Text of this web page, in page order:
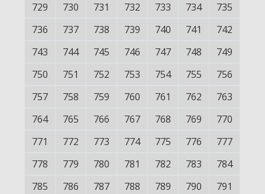
729
730 731 732 733 734
735
736
737 738 739 740 741
742
743
744 745 746 747 748
749
750
751 752 753 754 755
756
757
758 759 760 761 762
763
764
765 766 767 768 769
770
771
772 773 774 775 776
777
778
779 780 781 782 783
784
785
786 787 788 789 790
791